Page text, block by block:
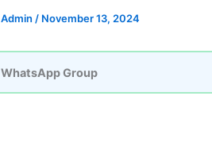
Admin / November 13, 2024
WhatsApp Group